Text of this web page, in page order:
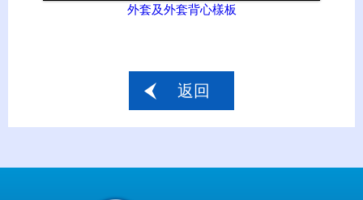
外套及外套背心樣板
返回